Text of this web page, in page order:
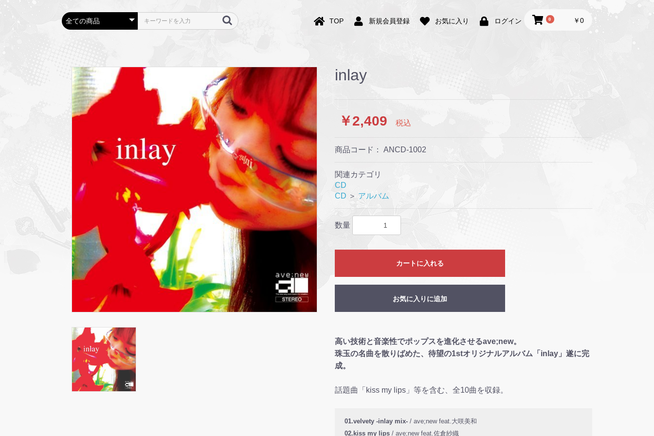
TOP 新規会員登録 お気に入り ログイン 0 ￥0
inlay
￥2,409 税込
商品コード： ANCD-1002
関連カテゴリ
CD
CD ＞ アルバム
数量
カートに入れる
お気に入りに追加
高い技術と音楽性でポップスを進化させるave;new。
珠玉の名曲を散りばめた、待望の1stオリジナルアルバム「inlay」遂に完
成。
話題曲「kiss my lips」等を含む、全10曲を収録。
01.velvety -inlay mix- / ave;new feat.大咲美和
02.kiss my lips / ave;new feat.佐倉紗織